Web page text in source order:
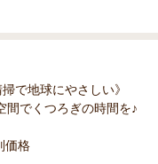
で地球にやさしい》
間でくつろぎの時間を♪
価格